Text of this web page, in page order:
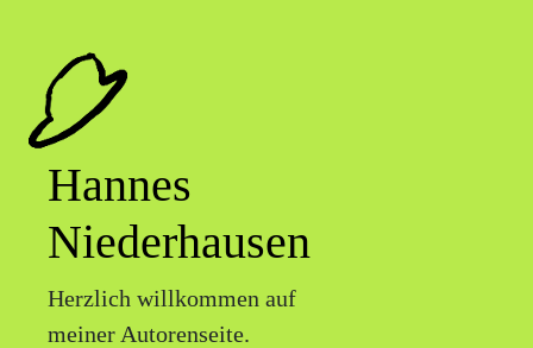
Hannes
Niederhausen
Herzlich willkommen auf
meiner Autorenseite.